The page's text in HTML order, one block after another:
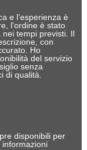
e l'esperienza è
l'ordine è stato
tempi previsti. Il
con
Ho
del servizio
senza
di qualità.
disponibili per